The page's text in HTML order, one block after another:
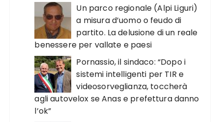
Un parco regionale (Alpi Liguri)
a misura d’uomo o feudo di
partito. La delusione di un reale
benessere per vallate e paesi
Pornassio, il sindaco: “Dopo i
sistemi intelligenti per TIR e
videosorveglianza, toccherà
agli autovelox se Anas e prefettura danno
l’ok”